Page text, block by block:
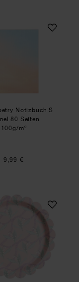
Notizbuch S
80 Seiten
100g/m²
9,99 €